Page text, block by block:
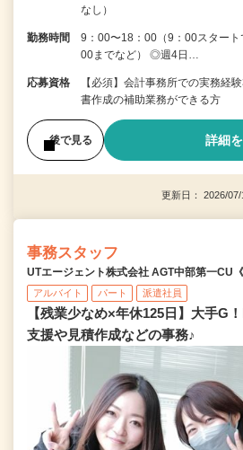
なし）
勤務時間
9：00〜18：00（9：00スター
00までなど） ◎週4日…
応募資格
【必須】会計事務所での実務経
書作成の補助業務ができる方
後で見る 詳細
更新日： 2026/
事務スタッフ
UTエージェント株式会社 AGT中部第一CU
アルバイト パート 派遣社員
【残業少なめ×年休125日】大手G
支援や見積作成などの事務♪